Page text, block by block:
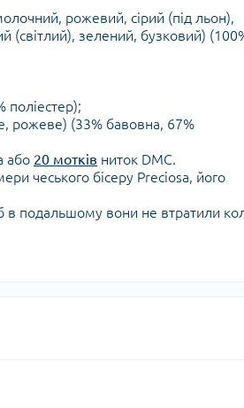
рожевий, сірий (під льон),
(світлий), зелений, бузковий)
поліестер);
рожеве) (33% бавовна, 67%
або 20 мотків ниток DMC.
чеського бісеру Preciosa, його
в подальшому вони не втратили